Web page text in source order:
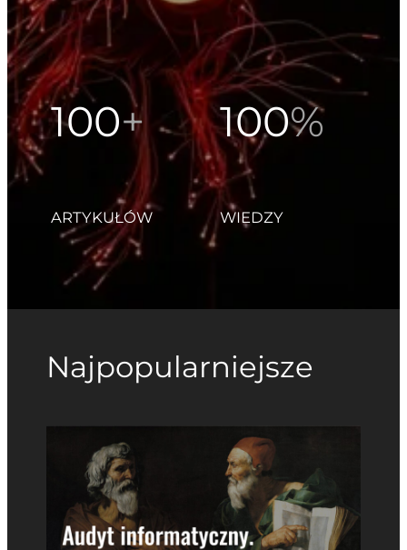
100+
ARTYKUŁÓW
100%
WIEDZY
Najpopularniejsze